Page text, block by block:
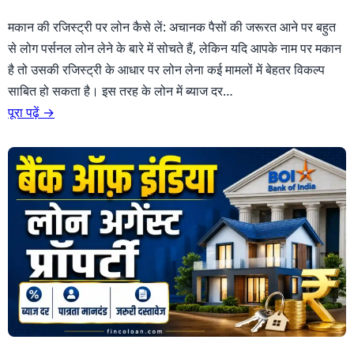
मकान की रजिस्ट्री पर लोन कैसे लें: अचानक पैसों की जरूरत आने पर बहुत
से लोग पर्सनल लोन लेने के बारे में सोचते हैं, लेकिन यदि आपके नाम पर मकान
है तो उसकी रजिस्ट्री के आधार पर लोन लेना कई मामलों में बेहतर विकल्प
साबित हो सकता है। इस तरह के लोन में ब्याज दर…
पूरा पढ़ें →